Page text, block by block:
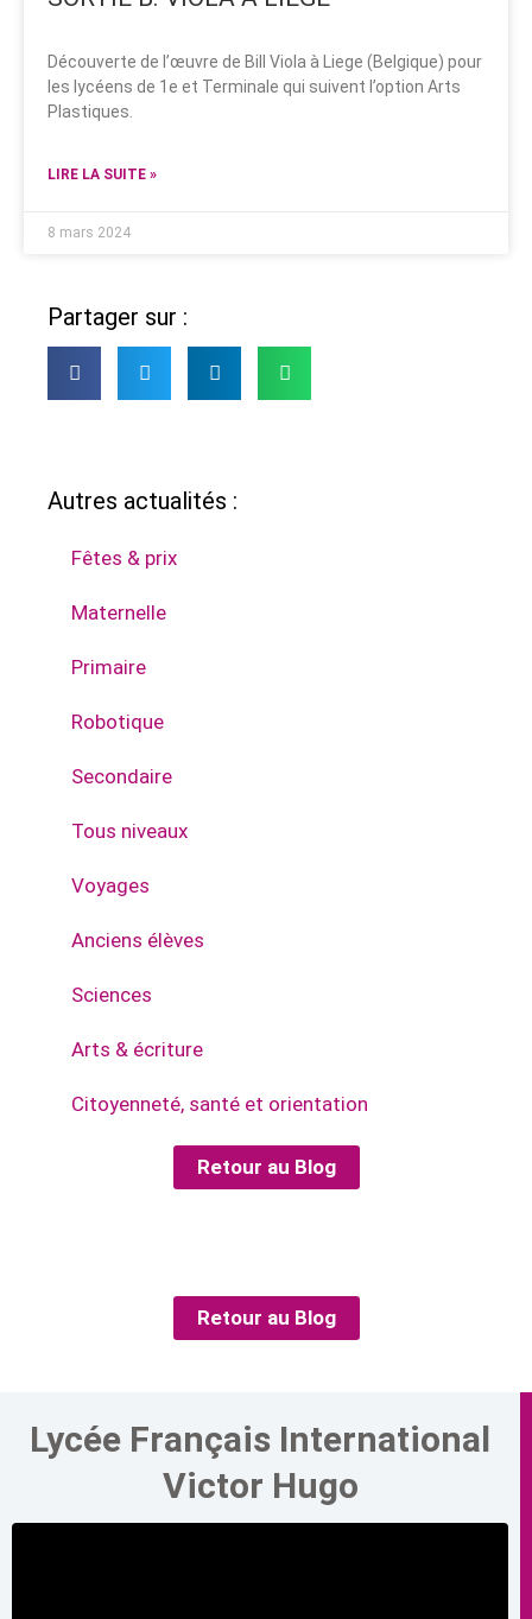
Découverte de l’œuvre de Bill Viola à Liege (Belgique) pour
les lycéens de 1e et Terminale qui suivent l’option Arts
Plastiques.
LIRE LA SUITE »
8 mars 2024
Partager sur :
Autres actualités :
Fêtes & prix
Maternelle
Primaire
Robotique
Secondaire
Tous niveaux
Voyages
Anciens élèves
Sciences
Arts & écriture
Citoyenneté, santé et orientation
Retour au Blog
Retour au Blog
Lycée Français International
Victor Hugo